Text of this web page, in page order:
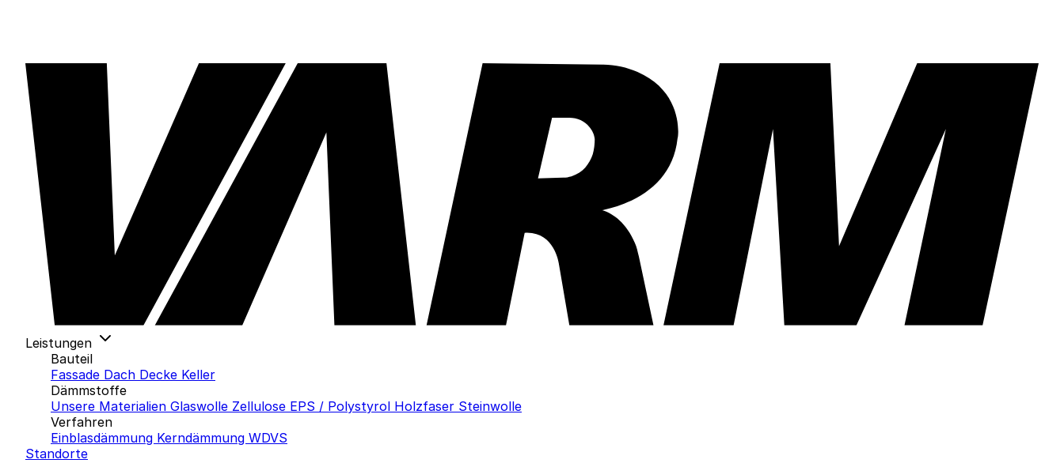
Leistungen
Bauteil
Fassade Dach Decke Keller
Dämmstoffe
Unsere Materialien Glaswolle Zellulose EPS / Polystyrol Holzfaser Steinwolle
Verfahren
Einblasdämmung Kerndämmung WDVS
Standorte